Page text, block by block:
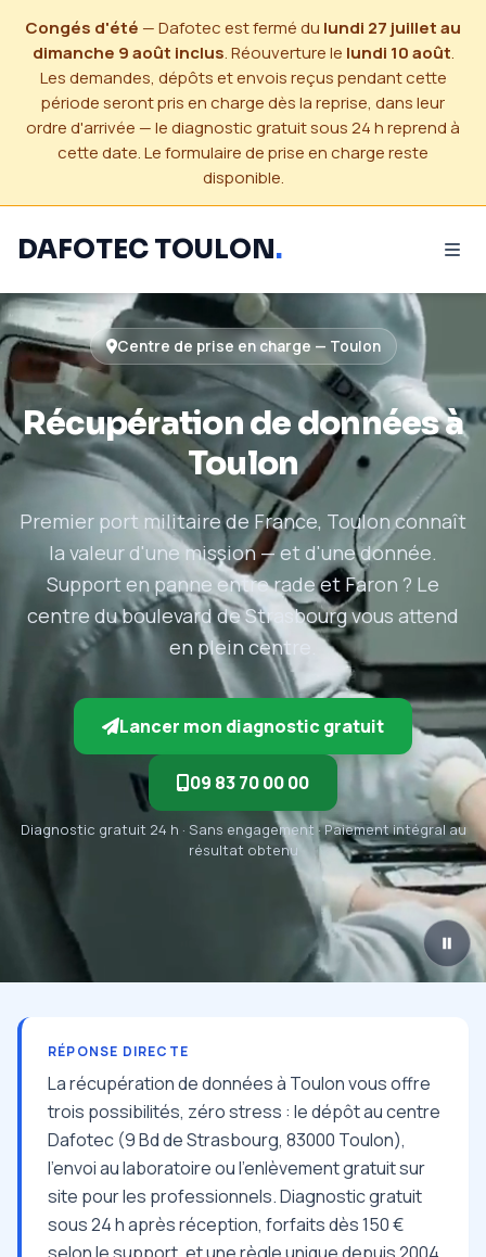
Congés d'été — Dafotec est fermé du lundi 27 juillet au
dimanche 9 août inclus. Réouverture le lundi 10 août.
Les demandes, dépôts et envois reçus pendant cette
période seront pris en charge dès la reprise, dans leur
ordre d'arrivée — le diagnostic gratuit sous 24 h reprend à
cette date. Le formulaire de prise en charge reste
disponible.
DAFOTEC TOULON.
Centre de prise en charge — Toulon
Récupération de données à
Toulon
Premier port militaire de France, Toulon connaît
la valeur d'une mission — et d'une donnée.
Support en panne entre rade et Faron ? Le
centre du boulevard de Strasbourg vous attend
en plein centre.
Lancer mon diagnostic gratuit
09 83 70 00 00
Diagnostic gratuit 24 h · Sans engagement · Paiement intégral au
résultat obtenu
RÉPONSE DIRECTE
La récupération de données à Toulon vous offre
trois possibilités, zéro stress : le dépôt au centre
Dafotec (9 Bd de Strasbourg, 83000 Toulon),
l'envoi au laboratoire ou l'enlèvement gratuit sur
site pour les professionnels. Diagnostic gratuit
sous 24 h après réception, forfaits dès 150 €